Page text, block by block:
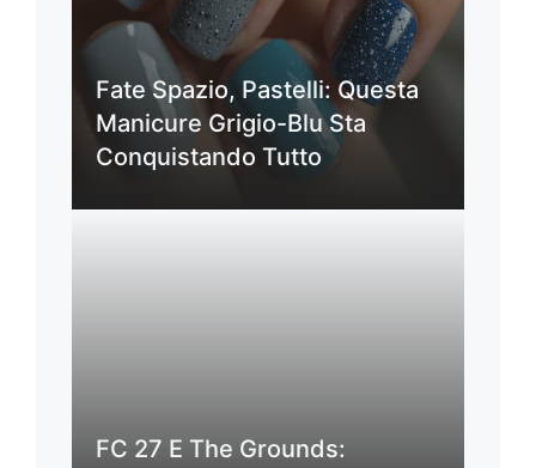
Fate Spazio, Pastelli: Questa
Manicure Grigio-Blu Sta
Conquistando Tutto
FC 27 E The Grounds: